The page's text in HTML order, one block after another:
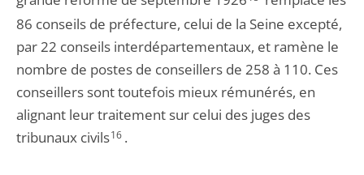
86 conseils de préfecture, celui de la Seine excepté,
par 22 conseils interdépartementaux, et ramène le
nombre de postes de conseillers de 258 à 110. Ces
conseillers sont toutefois mieux rémunérés, en
alignant leur traitement sur celui des juges des
tribunaux civils16.